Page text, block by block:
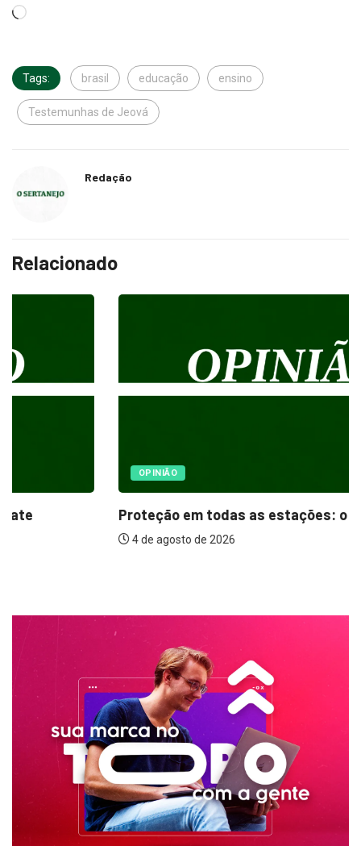
Tags: brasil educação ensino
Testemunhas de Jeová
Redação
Relacionado
Proteção em todas as estações: o papel...
4 de agosto de 2026